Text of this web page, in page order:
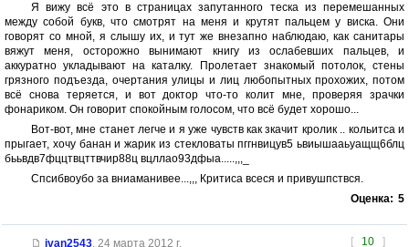
Я вижу всё это в страницах запутанного теска из перемешанных
между собой букв, что смотрят на меня и крутят пальцем у виска. Они
говорят со мной, я слышу их, и тут же внезапно наблюдаю, как санитары
вяжут меня, осторожно вынимают книгу из ослабевших пальцев, и
аккуратно укладывают на каталку. Пролетает знакомый потолок, стены
грязного подъезда, очертания улицы и лиц любопытных прохожих, потом
всё снова теряется, и вот доктор что-то колит мне, проверяя зрачки
фонариком. Он говорит спокойным голосом, что всё будет хорошо...
Вот-вот, мне станет легче и я уже чувств как зкачит кролик .. кольитса и
прыгает, хочу банан и жарик из стекловаты пггнвицув5 ьвиышааьуащщ6блц
бььвдв7фццтвцттвчир88ц вцллао93дфыа.....,,,_
Спсибвоубо за вниаманивее...,,, Критиса всеся и привушпствся.
Оценка: 5
[ 10 ]
ivan2543, 24 марта 2012 г.